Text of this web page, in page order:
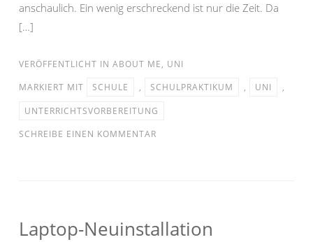
anschaulich. Ein wenig erschreckend ist nur die Zeit. Da
[…]
VERÖFFENTLICHT IN ABOUT ME, UNI
MARKIERT MIT
SCHULE , SCHULPRAKTIKUM , UNI
,
UNTERRICHTSVORBEREITUNG
SCHREIBE EINEN KOMMENTAR
Laptop-Neuinstallation